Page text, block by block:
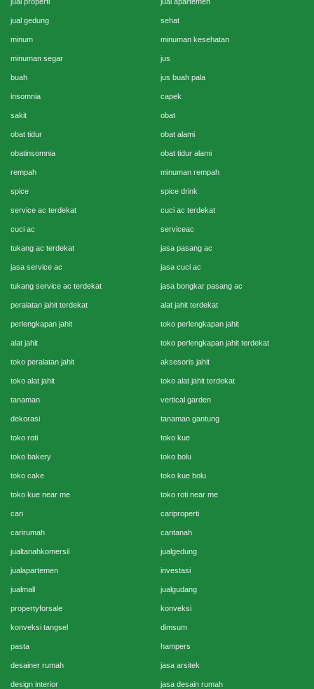
jual properti jual apartemen
jual gedung sehat
minum minuman kesehatan
minuman segar jus
buah jus buah pala
insomnia capek
sakit obat
obat tidur obat alami
obatinsomnia obat tidur alami
rempah minuman rempah
spice spice drink
service ac terdekat cuci ac terdekat
cuci ac serviceac
tukang ac terdekat jasa pasang ac
jasa service ac jasa cuci ac
tukang service ac terdekat jasa bongkar pasang ac
peralatan jahit terdekat alat jahit terdekat
perlengkapan jahit toko perlengkapan jahit
alat jahit toko perlengkapan jahit terdekat
toko peralatan jahit aksesoris jahit
toko alat jahit toko alat jahit terdekat
tanaman vertical garden
dekorasi tanaman gantung
toko roti toko kue
toko bakery toko bolu
toko cake toko kue bolu
toko kue near me toko roti near me
cari cariproperti
carirumah caritanah
jualtanahkomersil jualgedung
jualapartemen investasi
jualmall jualgudang
propertyforsale konveksi
konveksi tangsel dimsum
pasta hampers
desainer rumah jasa arsitek
design interior jasa desain rumah